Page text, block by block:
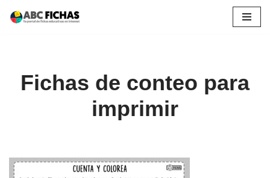
Fichas de conteo para
imprimir